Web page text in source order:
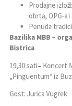
Prodajne
obrta, OPG-a
Ponuda
Bazilika MBB –
Bistrica
19,30 sati– Koncert
„Pinguentum“ iz
Gost: Jurica Vugrek